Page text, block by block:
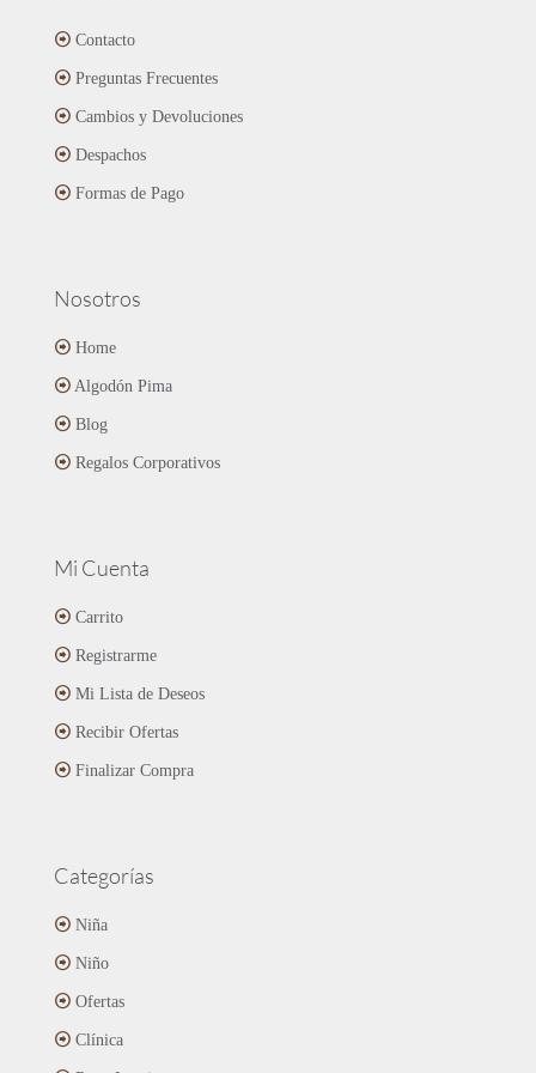
elegir
producto
Contacto
Preguntas Frecuentes
Cambios y Devoluciones
Despachos
Formas de Pago
Nosotros
Home
Algodón Pima
Blog
Regalos Corporativos
Mi Cuenta
Carrito
Registrarme
Mi Lista de Deseos
Recibir Ofertas
Finalizar Compra
Categorías
Niña
Niño
Ofertas
Clínica